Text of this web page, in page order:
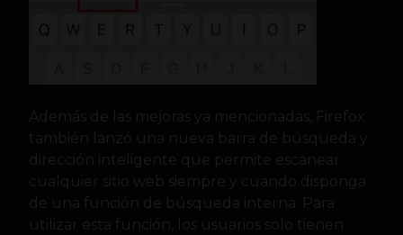
Además de las mejoras ya mencionadas, Firefox
también lanzó una nueva barra de búsqueda y
dirección inteligente que permite escanear
cualquier sitio web siempre y cuando disponga
de una función de búsqueda interna. Para
utilizar esta función, los usuarios solo tienen